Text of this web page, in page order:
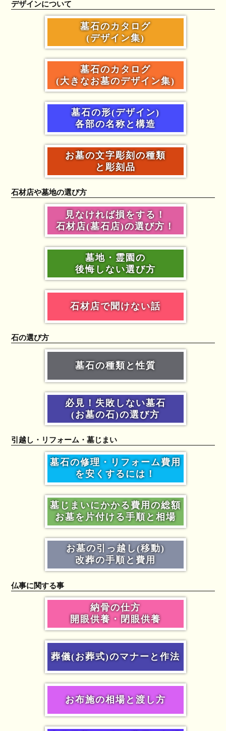
デザインについて
墓石のカタログ
(デザイン集)
墓石のカタログ
(大きなお墓のデザイン集)
墓石の形(デザイン)
各部の名称と構造
お墓の文字彫刻の種類
と彫刻品
石材店や墓地の選び方
見なければ損をする！
石材店(墓石店)の選び方！
墓地・霊園の
後悔しない選び方
石材店で聞けない話
石の選び方
墓石の種類と性質
必見！失敗しない墓石
(お墓の石)の選び方
引越し・リフォーム・墓じまい
墓石の修理・リフォーム費用
を安くするには！
墓じまいにかかる費用の総額
お墓を片付ける手順と相場
お墓の引っ越し(移動)
改葬の手順と費用
仏事に関する事
納骨の仕方
開眼供養・閉眼供養
葬儀(お葬式)のマナーと作法
お布施の相場と渡し方